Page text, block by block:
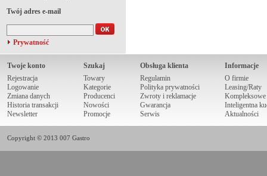
Twój adres e-mail
Prywatność
Twoje konto
Rejestracja
Logowanie
Zmiana danych
Historia transakcji
Newsletter
Szukaj
Towary
Kategorie
Producenci
Nowości
Promocje
Obsługa klienta
Regulamin
Polityka prywatności
Zwroty i reklamacje
Gwarancja
Serwis
Informacje
O firmie
Leasing/Raty
Kompleksowe
Inteligentna
Aktualności
Copyright © 2013 007 Gastro